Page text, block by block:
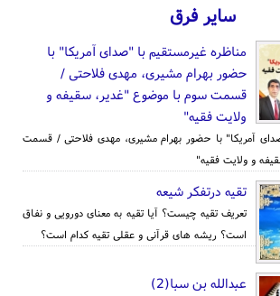
سایر فرق
مناظره غیرمستقیم با "صدای آمریکا" با
حضور بهرام مشیری، مهدی فلاحتی /
قسمت سوم با موضوع "غدیر، سقیفه و
ولایت فقیه"
آمریکا" با حضور بهرام مشیری، مهدی فلاحتی / قسمت
و ولایت فقیه"
تقیه درتفکر شیعه
تعریف تقیه چیست؟ آیا تقیه به معنای دورویی و نفاق
است؟ ریشه های قرآنی و عقلی تقیه کدام است؟
عبدالله بن سبا(2)